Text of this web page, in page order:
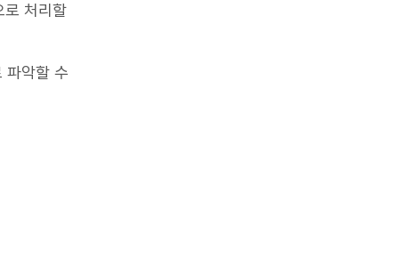
로 처리할
파악할 수